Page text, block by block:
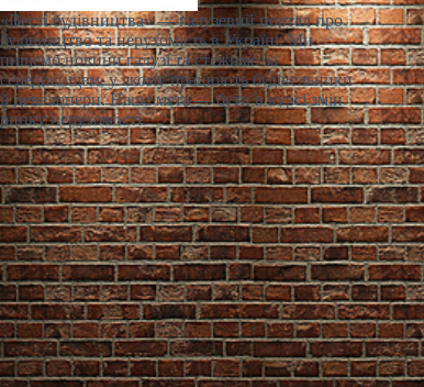
«Весті будівництва» — галузевий портал про
будівництво та нерухомість в Україні. Ми
пишемо новини галузі та стежимо за
середовищем, у якому працюють будівельники
й девелопери. Наша мета — бути в курсі змін
ринку нерухомості.